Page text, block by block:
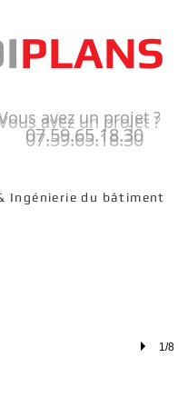
PLANS
avez un projet ?
07.59.65.18.30
Ingénierie du bâtiment
1/8